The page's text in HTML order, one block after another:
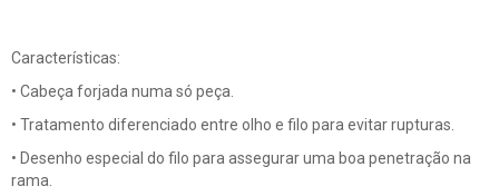
Características:
• Cabeça forjada numa só peça.
• Tratamento diferenciado entre olho e filo para evitar rupturas.
• Desenho especial do filo para assegurar uma boa penetração na
rama.